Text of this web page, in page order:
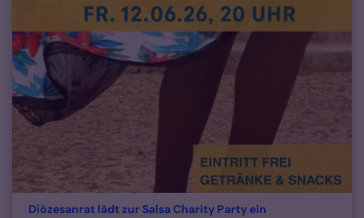
Diözesanrat lädt zur Salsa Charity Party ein